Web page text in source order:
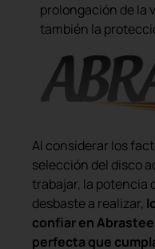
prolongación de la
también la
Al considerar los
selección del disco
trabajar, la potencia
desbaste a realizar,
confiar en
perfecta que